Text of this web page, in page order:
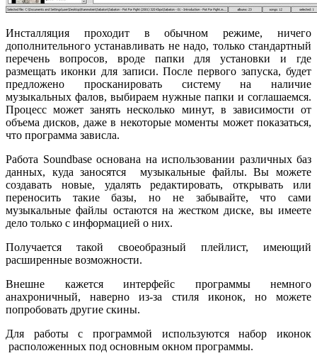
Инсталляция проходит в обычном режиме, ничего
дополнительного устанавливать не надо, только стандартный
перечень вопросов, вроде папки для установки и где
размещать иконки для записи. После первого запуска, будет
предложено просканировать систему на наличие
музыкальных фалов, выбираем нужные папки и соглашаемся.
Процесс может занять несколько минут, в зависимости от
объема дисков, даже в некоторые моменты может показаться,
что программа зависла.
Работа Soundbase основана на использовании различных баз
данных, куда заносятся музыкальные файлы. Вы можете
создавать новые, удалять редактировать, открывать или
переносить такие базы, но не забывайте, что сами
музыкальные файлы остаются на жестком диске, вы имеете
дело только с информацией о них.
Получается такой своеобразный плейлист, имеющий
расширенные возможности.
Внешне кажется интерфейс программы немного
анахроничный, наверно из-за стиля иконок, но можете
попробовать другие скины.
Для работы с программой используются набор иконок
расположенных под основным окном программы.